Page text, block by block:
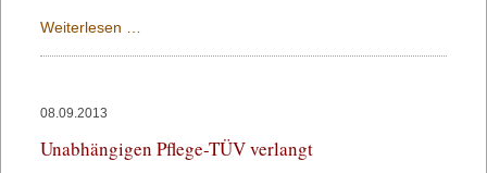
Weiterlesen …
im
08.09.2013
Unabhängigen Pflege-TÜV verlangt